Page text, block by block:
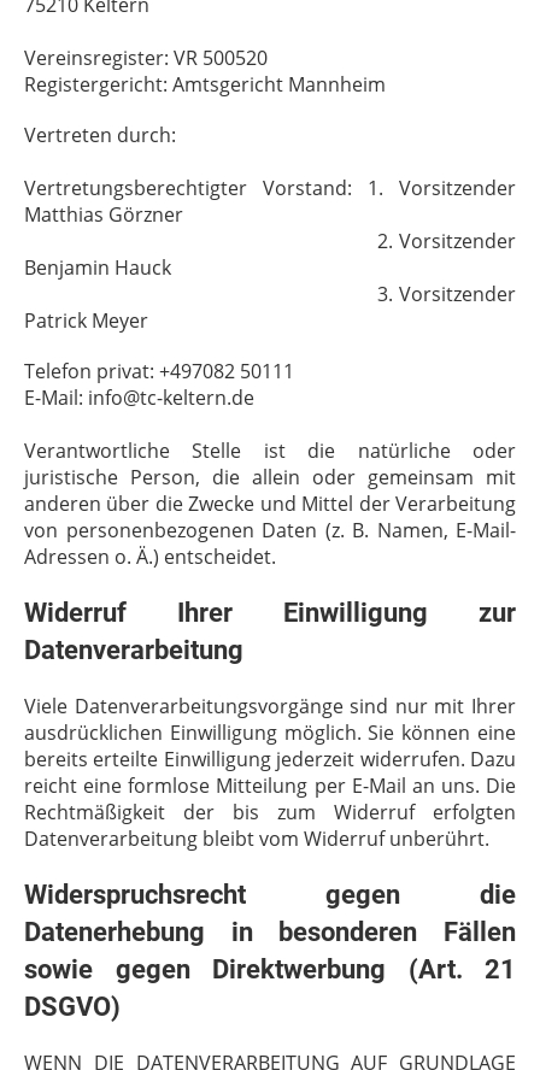
Vereinsregister: VR 500520
Registergericht: Amtsgericht Mannheim
Vertreten durch:
Vertretungsberechtigter Vorstand: 1. Vorsitzender
Matthias Görzner
2. Vorsitzender
Benjamin Hauck
3. Vorsitzender
Patrick Meyer
Telefon privat: +497082 50111
E-Mail: info@tc-keltern.de
Verantwortliche Stelle ist die natürliche oder
juristische Person, die allein oder gemeinsam mit
anderen über die Zwecke und Mittel der Verarbeitung
von personenbezogenen Daten (z. B. Namen, E-Mail-
Adressen o. Ä.) entscheidet.
Widerruf Ihrer Einwilligung zur
Datenverarbeitung
Viele Datenverarbeitungsvorgänge sind nur mit Ihrer
ausdrücklichen Einwilligung möglich. Sie können eine
bereits erteilte Einwilligung jederzeit widerrufen. Dazu
reicht eine formlose Mitteilung per E-Mail an uns. Die
Rechtmäßigkeit der bis zum Widerruf erfolgten
Datenverarbeitung bleibt vom Widerruf unberührt.
Widerspruchsrecht gegen die
Datenerhebung in besonderen Fällen
sowie gegen Direktwerbung (Art. 21
DSGVO)
WENN DIE DATENVERARBEITUNG AUF GRUNDLAGE